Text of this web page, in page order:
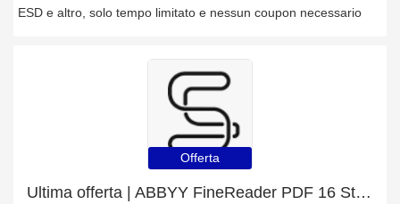
ESD e altro, solo tempo limitato e nessun coupon necessario
Offerta
Ultima offerta | ABBYY FineReader PDF 16 Standard WIN ESD con 4€ di sconto